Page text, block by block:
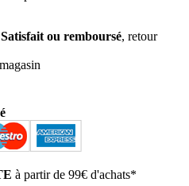
Satisfait ou remboursé, retour
à partir de 99€ d'achats*